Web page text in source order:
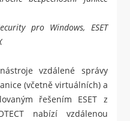
pro Windows, ESET
vzdálené správy
(včetně virtuálních) a
řešením ESET z
nabízí vzdálenou